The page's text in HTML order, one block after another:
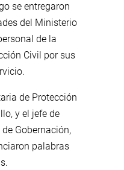
se entregaron
del Ministerio
de la
Civil por sus
de Protección
y el jefe de
Gobernación,
palabras